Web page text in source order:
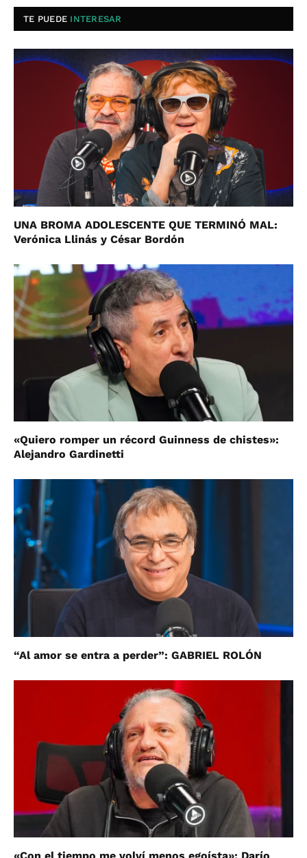
TE PUEDE INTERESAR
UNA BROMA ADOLESCENTE QUE TERMINÓ MAL:
Verónica Llinás y César Bordón
«Quiero romper un récord Guinness de chistes»:
Alejandro Gardinetti
“Al amor se entra a perder”: GABRIEL ROLÓN